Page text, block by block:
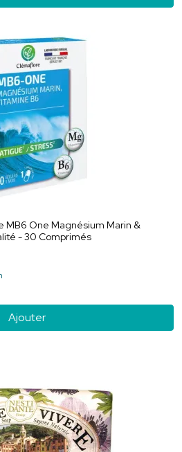
MB6 One Magnésium Marin &
- 30 Comprimés
Ajouter